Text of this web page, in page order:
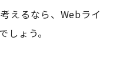
えるなら、Webライ
しょう。